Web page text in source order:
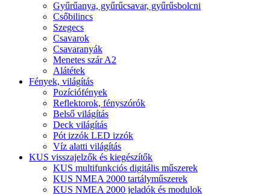
Gyűrűanya, gyűrűcsavar, gyűrűsbolcni
Csőbilincs
Szegecs
Csavarok
Csavaranyák
Menetes szár A2
Alátétek
Fények, világítás
Pozíciófények
Reflektorok, fényszórók
Belső világítás
Deck világítás
Pót izzók LED izzók
Víz alatti világítás
KUS visszajelzők és kiegészítők
KUS multifunkciós digitális műszerek
KUS NMEA 2000 tartályműszerek
KUS NMEA 2000 jeladók és modulok